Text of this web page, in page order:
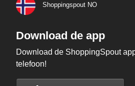
Shoppingspout NO
Download de app
Download de ShoppingSpout
telefoon!